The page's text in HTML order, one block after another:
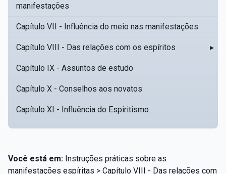
manifestações
Capítulo VII - Influência do meio nas manifestações
Capítulo VIII - Das relações com os espíritos ▸
Capítulo IX - Assuntos de estudo
Capítulo X - Conselhos aos novatos
Capítulo XI - Influência do Espiritismo
Você está em: Instruções práticas sobre as
manifestações espíritas > Capítulo VIII - Das relações com